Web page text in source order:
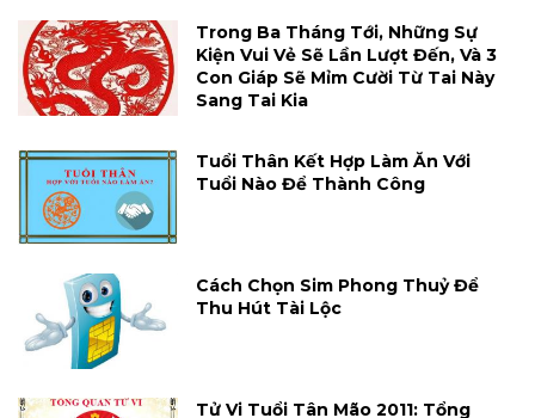
Trong Ba Tháng Tới, Những Sự
Kiện Vui Vẻ Sẽ Lần Lượt Đến, Và 3
Con Giáp Sẽ Mỉm Cười Từ Tai Này
Sang Tai Kia
Tuổi Thân Kết Hợp Làm Ăn Với
Tuổi Nào Để Thành Công
Cách Chọn Sim Phong Thuỷ Để
Thu Hút Tài Lộc
Tử Vi Tuổi Tân Mão 2011: Tổng